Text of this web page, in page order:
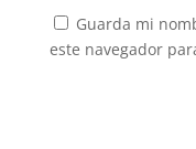
Guarda mi
este navegador